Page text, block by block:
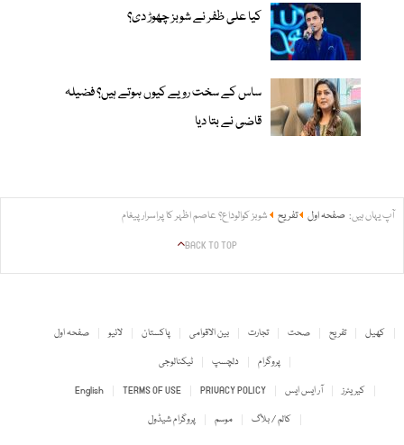
کیا علی ظفر نے شوبز چھوڑ دی؟
ساس کے سخت رویے کیوں ہوتے ہیں؟ فضیلہ
قاضی نے بتا دیا
آپ یہاں ہیں: صفحہ اول تفریح شوبز کوالوداع؟ عاصم اظہر کا پراسرارپیغام
BACK TO TOP
صفحہ اول لائیو پاکستان بین الاقوامی تجارت صحت تفریح
کھیل
ٹیکنالوجی
دلچسپ
پروگرام
English
TERMS OF USE PRIVACY POLICY آر ایس ایس
کیریئرز
پروگرام شیڈول
موسم کالم / بلاگ